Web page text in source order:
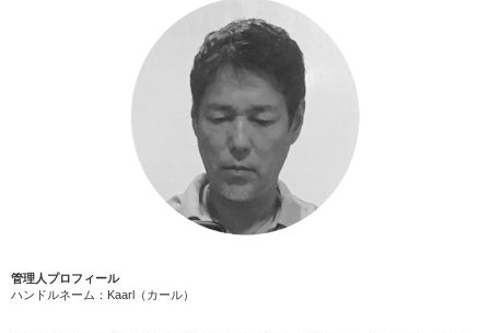
管理人プロフィール
ハンドルネーム：Kaarl（カール）